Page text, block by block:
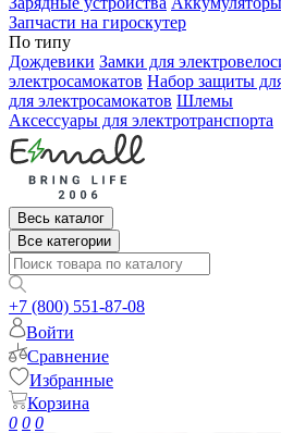
Запчасти на гироскутер
По типу
Дождевики Замки для
электросамокатов Набор защиты
для электросамокатов Шлемы
Аксессуары для электротранспорта
Весь каталог
Все категории
+7 (800) 551-87-08
Войти
Сравнение
Избранные
Корзина
0 0 0